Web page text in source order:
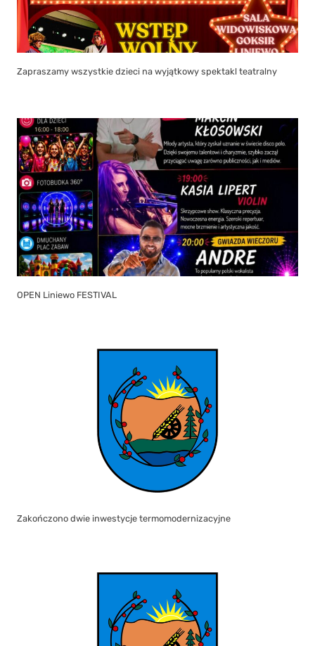
Zapraszamy wszystkie dzieci na wyjątkowy spektakl teatralny
OPEN Liniewo FESTIVAL
Zakończono dwie inwestycje termomodernizacyjne